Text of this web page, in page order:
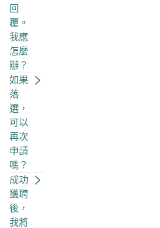
回
覆。
我應
怎麼
辦？
如果
落
選，
可以
再次
申請
嗎？
成功
獲聘
後，
我將